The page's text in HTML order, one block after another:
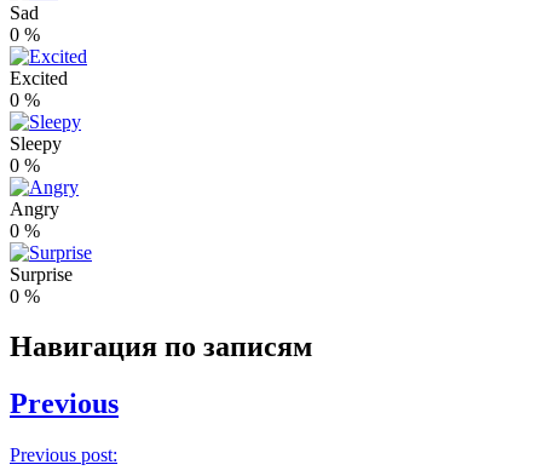
Sad
0 %
Excited
0 %
Sleepy
0 %
Angry
0 %
Surprise
0 %
Навигация по записям
Previous
Previous post: